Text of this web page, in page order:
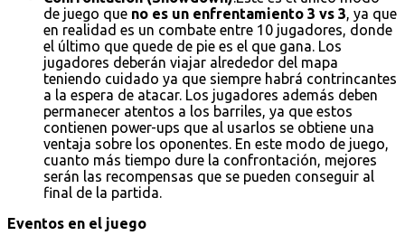
de juego que no es un enfrentamiento 3 vs 3, ya que
en realidad es un combate entre 10 jugadores, donde
el último que quede de pie es el que gana. Los
jugadores deberán viajar alrededor del mapa
teniendo cuidado ya que siempre habrá contrincantes
a la espera de atacar. Los jugadores además deben
permanecer atentos a los barriles, ya que estos
contienen power-ups que al usarlos se obtiene una
ventaja sobre los oponentes. En este modo de juego,
cuanto más tiempo dure la confrontación, mejores
serán las recompensas que se pueden conseguir al
final de la partida.
Eventos en el juego